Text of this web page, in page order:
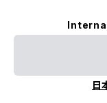
日